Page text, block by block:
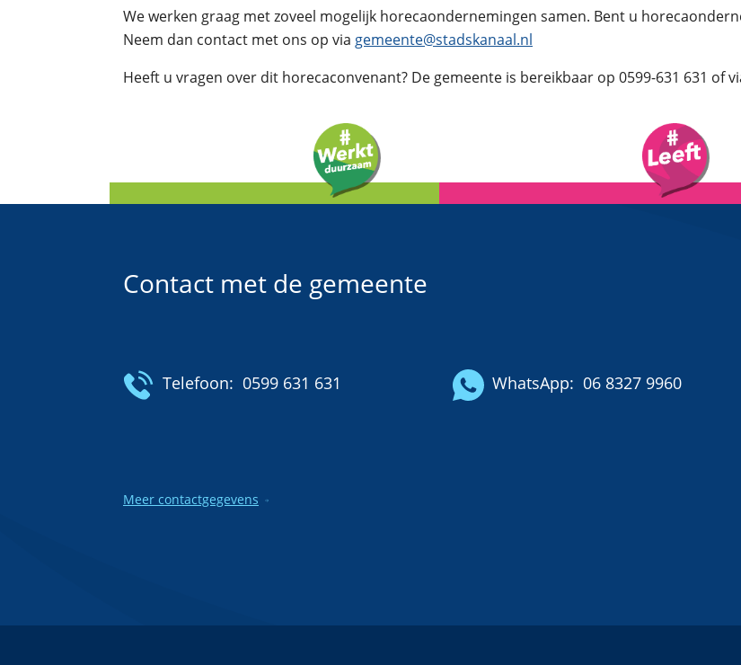
We werken graag met zoveel mogelijk horecaondernemingen samen. Bent u
Neem dan contact met ons op via gemeente@stadskanaal.nl
Heeft u vragen over dit horecaconvenant? De gemeente is bereikbaar op 0599-631 631 of
Contact met de gemeente
Telefoon: 0599 631 631 WhatsApp: 06 8327 9960
Meer contactgegevens